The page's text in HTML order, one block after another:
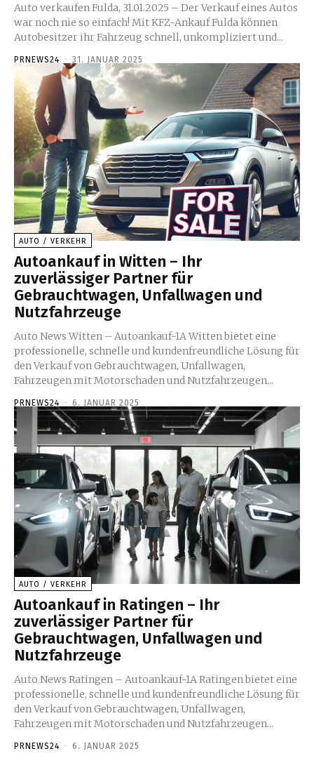
Auto verkaufen Fulda, 31.01.2025 – Der Verkauf eines Autos
war noch nie so einfach! Mit KFZ-Ankauf Fulda können
Autobesitzer ihr Fahrzeug schnell, unkompliziert und...
PRNEWS24 - 31. JANUAR 2025
AUTO / VERKEHR
Autoankauf in Witten – Ihr
zuverlässiger Partner für
Gebrauchtwagen, Unfallwagen und
Nutzfahrzeuge
Auto News Witten – Autoankauf-1A Witten bietet eine
professionelle, schnelle und kundenfreundliche Lösung für
den Verkauf von Gebrauchtwagen, Unfallwagen,
Fahrzeugen mit Motorschaden und Nutzfahrzeugen...
PRNEWS24 - 6. JANUAR 2025
AUTO / VERKEHR
Autoankauf in Ratingen – Ihr
zuverlässiger Partner für
Gebrauchtwagen, Unfallwagen und
Nutzfahrzeuge
Auto News Ratingen – Autoankauf-1A Ratingen bietet eine
professionelle, schnelle und kundenfreundliche Lösung für
den Verkauf von Gebrauchtwagen, Unfallwagen,
Fahrzeugen mit Motorschaden und Nutzfahrzeugen...
PRNEWS24 - 6. JANUAR 2025